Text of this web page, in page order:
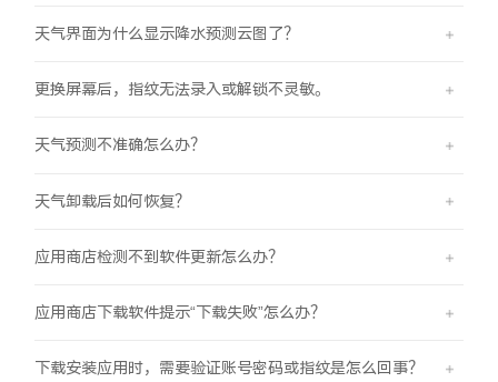
天气界面为什么显示降水预测云图了？
更换屏幕后，指纹无法录入或解锁不灵敏。
天气预测不准确怎么办？
天气卸载后如何恢复？
应用商店检测不到软件更新怎么办？
应用商店下载软件提示“下载失败”怎么办？
下载安装应用时，需要验证账号密码或指纹是怎么回事？